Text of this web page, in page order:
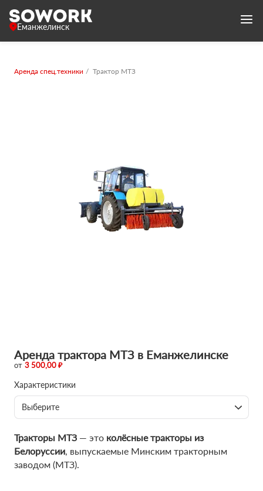
Еманжелинск
Аренда спец.техники Трактор МТЗ
Аренда трактора МТЗ в Еманжелинске
от 3 500,00 ₽
Характеристики
Выберите
Тракторы МТЗ — это колёсные тракторы из
Белоруссии, выпускаемые Минским тракторным
заводом (МТЗ).